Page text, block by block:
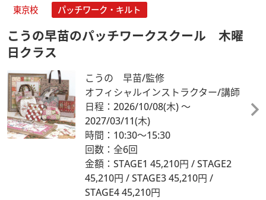
東京校 パッチワーク・キルト
こうの早苗のパッチワークスクール 木曜
日クラス
こうの 早苗/監修
オフィシャルインストラクター/講師
日程：2026/10/08(木)～
2027/03/11(木)
時間：10:30～15:30
回数：全6回
金額：STAGE1 45,210円 / STAGE2
45,210円 / STAGE3 45,210円 /
STAGE4 45,210円